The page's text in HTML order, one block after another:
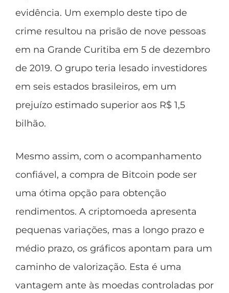
evidência. Um exemplo deste tipo de
crime resultou na prisão de nove pessoas
em na Grande Curitiba em 5 de dezembro
de 2019. O grupo teria lesado investidores
em seis estados brasileiros, em um
prejuízo estimado superior aos R$ 1,5
bilhão.
Mesmo assim, com o acompanhamento
confiável, a compra de Bitcoin pode ser
uma ótima opção para obtenção
rendimentos. A criptomoeda apresenta
pequenas variações, mas a longo prazo e
médio prazo, os gráficos apontam para um
caminho de valorização. Esta é uma
vantagem ante às moedas controladas por